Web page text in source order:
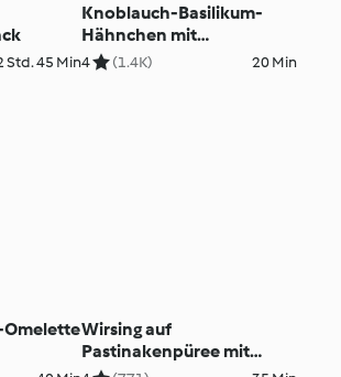
Std. 45 Min
Knoblauch-Basilikum-
Hähnchen mit
Kürbisgemüse
4 (1.4K) 20 Min
Wirsing auf
Pastinakenpüree mit
Cranberrys und